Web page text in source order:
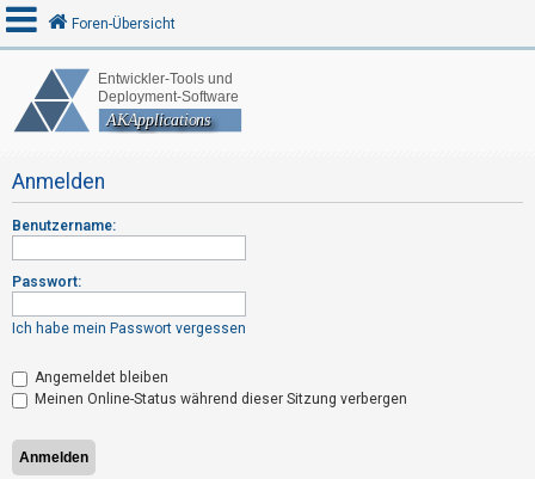
A
m
e
l
d
e
n
R
e
g
Foren-Übersicht
Anmelden
Benutzername:
Passwort:
Ich habe mein Passwort vergessen
Angemeldet bleiben
Meinen Online-Status während dieser Sitzung verbergen